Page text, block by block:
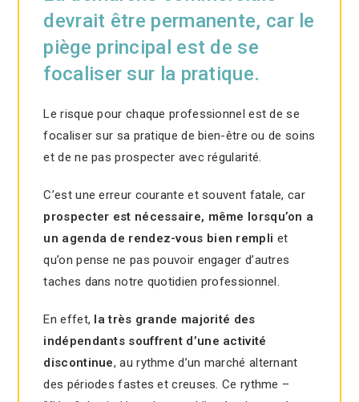
devrait être permanente, car le
piège principal est de se
focaliser sur la pratique.
Le risque pour chaque professionnel est de se
focaliser sur sa pratique de bien-être ou de soins
et de ne pas prospecter avec régularité.
C’est une erreur courante et souvent fatale, car
prospecter est nécessaire, même lorsqu’on a
un agenda de rendez-vous bien rempli et
qu’on pense ne pas pouvoir engager d’autres
taches dans notre quotidien professionnel.
En effet, la très grande majorité des
indépendants souffrent d’une activité
discontinue, au rythme d’un marché alternant
des périodes fastes et creuses. Ce rythme –